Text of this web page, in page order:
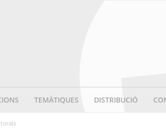
TEMÀTIQUES DISTRIBUCIÓ